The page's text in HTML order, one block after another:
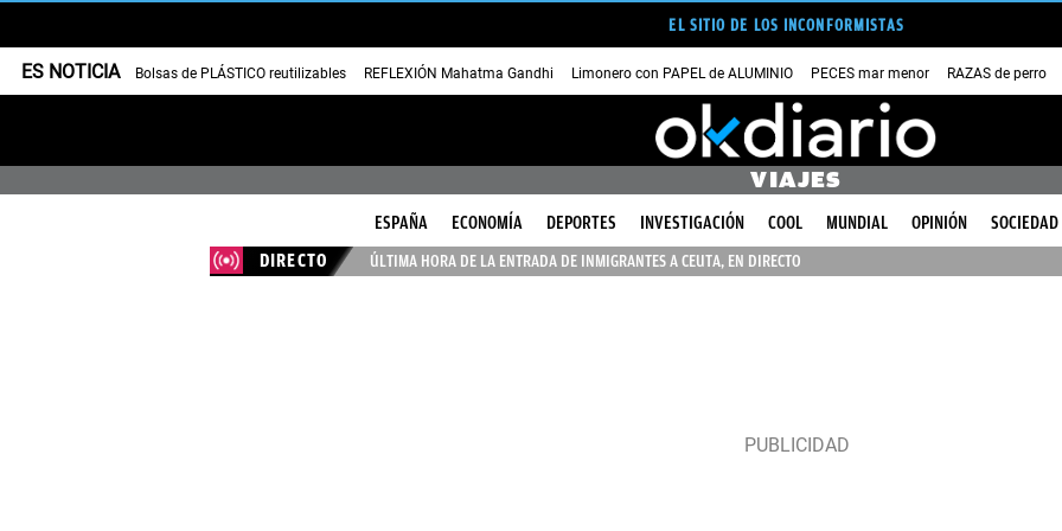
EL SITIO DE LOS INCONFORMISTAS
ES NOTICIA Bolsas de PLÁSTICO reutilizables REFLEXIÓN Mahatma Gandhi Limonero con PAPEL de ALUMINIO PECES mar menor RAZAS de perro
VIAJES
ESPAÑA ECONOMÍA DEPORTES INVESTIGACIÓN COOL MUNDIAL OPINIÓN SOCIEDAD
DIRECTO
ÚLTIMA HORA DE LA ENTRADA DE INMIGRANTES A CEUTA, EN DIRECTO